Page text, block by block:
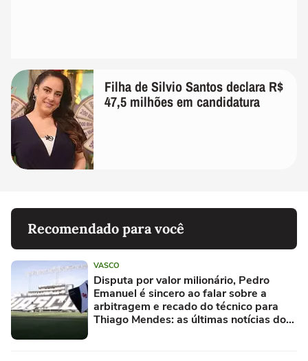
Filha de Silvio Santos declara R$
47,5 milhões em candidatura
Recomendado para você
VASCO
Disputa por valor milionário, Pedro
Emanuel é sincero ao falar sobre a
arbitragem e recado do técnico para
Thiago Mendes: as últimas notícias do